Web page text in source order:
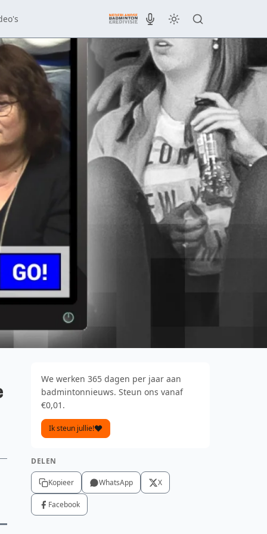
We werken 365 dagen per jaar aan
badmintonnieuws. Steun ons vanaf
€0,01.
Ik steun jullie!
DELEN
Kopieer WhatsApp X
Facebook